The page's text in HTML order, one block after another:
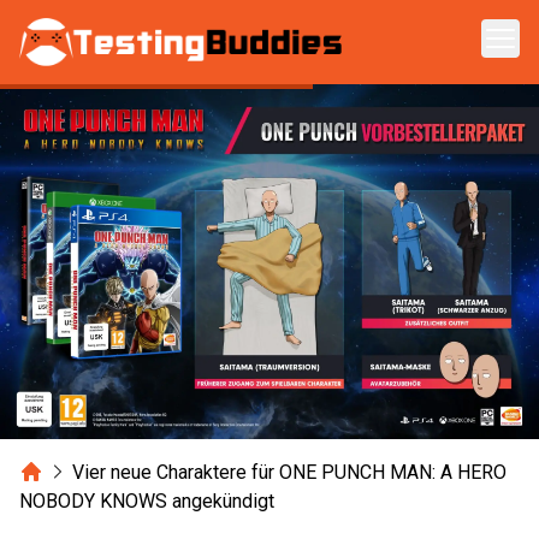
Zum Hauptinhalt springen
HomeVier neue Charaktere für ONE PUNCH MAN: A HERO
NOBODY KNOWS angekündigt